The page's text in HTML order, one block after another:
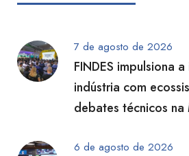
7 de agosto de 2026
FINDES impulsiona
indústria com
debates técnicos
6 de agosto de 2026